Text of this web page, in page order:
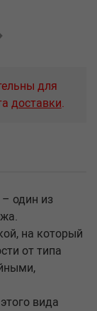
для
доставки.
один из
на который
от типа
вида